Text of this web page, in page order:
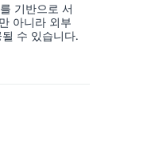
기반으로 서
아니라 외부
수 있습니다.